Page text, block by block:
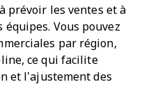
prévoir les ventes et à
Vous pouvez
par région,
ce qui facilite
et l’ajustement des